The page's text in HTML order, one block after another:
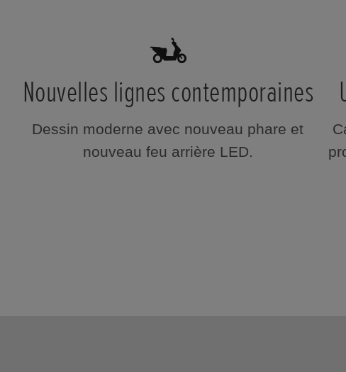
Nouvelles lignes contemporaines
Dessin moderne avec nouveau phare et
nouveau feu arrière LED.